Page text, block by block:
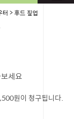
터 >후드 짚업
세요
원이 청구됩니다.